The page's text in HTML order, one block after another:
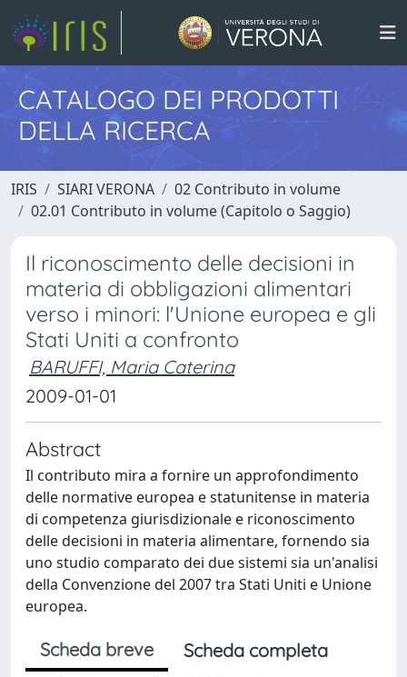
CATALOGO DEI PRODOTTI
DELLA RICERCA
IRIS SIARI VERONA
02 Contributo in volume
02.01 Contributo in volume (Capitolo o Saggio)
Il riconoscimento delle decisioni in
materia di obbligazioni alimentari
verso i minori: l'Unione europea e gli
Stati Uniti a confronto
BARUFFI, Maria Caterina
2009-01-01
Abstract
Il contributo mira a fornire un approfondimento
delle normative europea e statunitense in materia
di competenza giurisdizionale e riconoscimento
delle decisioni in materia alimentare, fornendo sia
uno studio comparato dei due sistemi sia un'analisi
della Convenzione del 2007 tra Stati Uniti e Unione
europea.
Scheda breve
Scheda completa